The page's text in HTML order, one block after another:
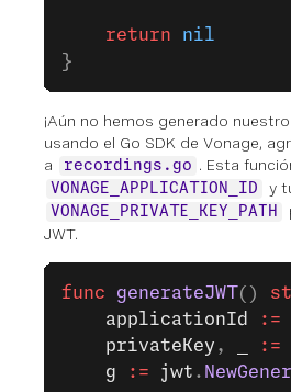
	return
nil
}
¡Aún no hemos generado
usando el Go SDK de Vonage,
a
recordings.go . Esta
VONAGE_APPLICATION_ID y
VONAGE_PRIVATE_KEY_PATH
JWT.
func generateJWT()
	applicationId
:=
	privateKey
, :=
	g
:= jwt .